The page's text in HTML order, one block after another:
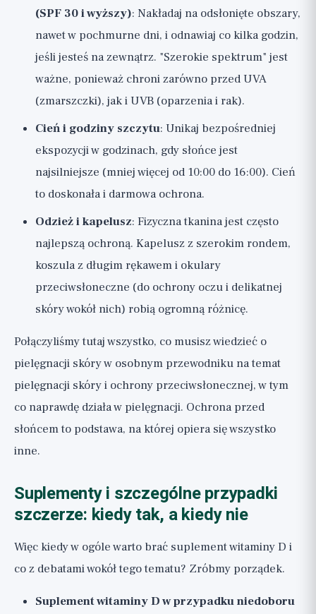
(SPF 30 i wyższy): Nakładaj na odsłonięte obszary,
nawet w pochmurne dni, i odnawiaj co kilka godzin,
jeśli jesteś na zewnątrz. "Szerokie spektrum" jest
ważne, ponieważ chroni zarówno przed UVA
(zmarszczki), jak i UVB (oparzenia i rak).
Cień i godziny szczytu: Unikaj bezpośredniej
ekspozycji w godzinach, gdy słońce jest
najsilniejsze (mniej więcej od 10:00 do 16:00). Cień
to doskonała i darmowa ochrona.
Odzież i kapelusz: Fizyczna tkanina jest często
najlepszą ochroną. Kapelusz z szerokim rondem,
koszula z długim rękawem i okulary
przeciwsłoneczne (do ochrony oczu i delikatnej
skóry wokół nich) robią ogromną różnicę.
Połączyliśmy tutaj wszystko, co musisz wiedzieć o
pielęgnacji skóry w osobnym przewodniku na temat
pielęgnacji skóry i ochrony przeciwsłonecznej, w tym
co naprawdę działa w pielęgnacji. Ochrona przed
słońcem to podstawa, na której opiera się wszystko
inne.
Suplementy i szczególne przypadki
szczerze: kiedy tak, a kiedy nie
Więc kiedy w ogóle warto brać suplement witaminy D i
co z debatami wokół tego tematu? Zróbmy porządek.
Suplement witaminy D w przypadku niedoboru